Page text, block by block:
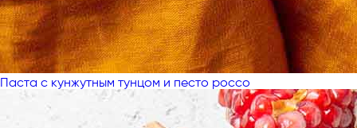
Паста с кунжутным тунцом и песто россо